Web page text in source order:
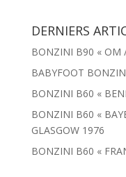
DERNIERS
BONZINI B90 « OM
BABYFOOT
BONZINI B60 «
BONZINI B60 «
GLASGOW 1976
BONZINI B60 «